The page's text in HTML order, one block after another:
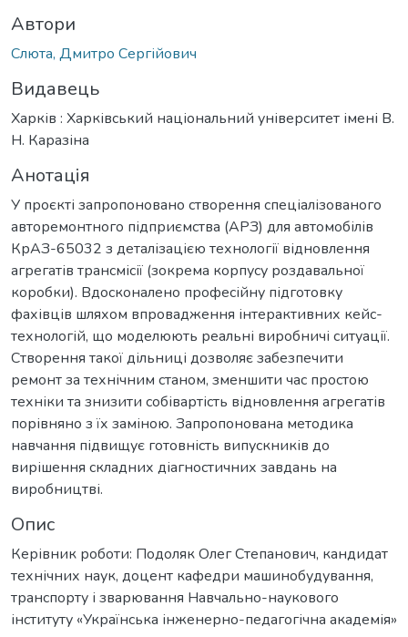
Автори
Слюта, Дмитро Сергійович
Видавець
Харків : Харківський національний університет імені В.
Н. Каразіна
Анотація
У проєкті запропоновано створення спеціалізованого
авторемонтного підприємства (АРЗ) для автомобілів
КрАЗ-65032 з деталізацією технології відновлення
агрегатів трансмісії (зокрема корпусу роздавальної
коробки). Вдосконалено професійну підготовку
фахівців шляхом впровадження інтерактивних кейс-
технологій, що моделюють реальні виробничі ситуації.
Створення такої дільниці дозволяє забезпечити
ремонт за технічним станом, зменшити час простою
техніки та знизити собівартість відновлення агрегатів
порівняно з їх заміною. Запропонована методика
навчання підвищує готовність випускників до
вирішення складних діагностичних завдань на
виробництві.
Опис
Керівник роботи: Подоляк Олег Степанович, кандидат
технічних наук, доцент кафедри машинобудування,
транспорту і зварювання Навчально-наукового
інституту «Українська інженерно-педагогічна академія»